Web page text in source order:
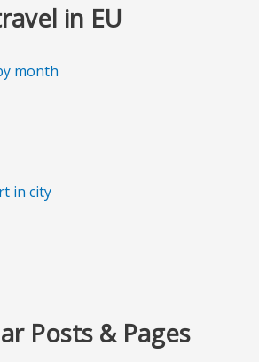
in EU
month
in city
Posts & Pages